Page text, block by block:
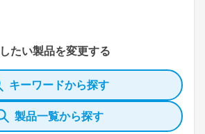
たい製品を変更する
キーワードから探す
製品一覧から探す